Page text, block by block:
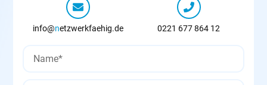
info@netzwerkfaehig.de 0221 677 864 12